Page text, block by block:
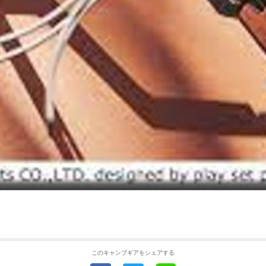
このキャンプギアをシェアする